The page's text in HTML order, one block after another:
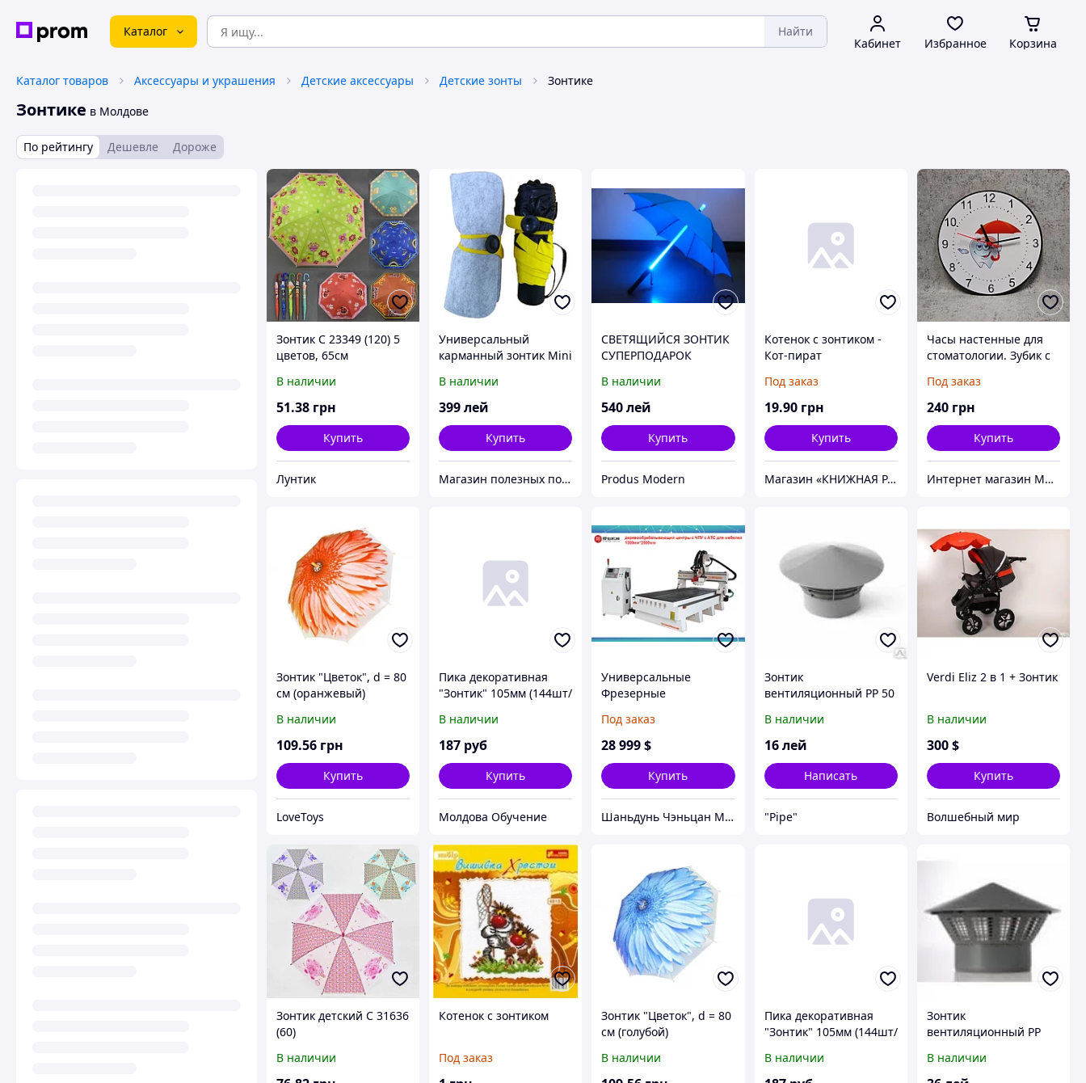
Каталог Найти
Кабинет Избранное Корзина
Каталог товаров Аксессуары и украшения Детские аксессуары Детские зонты Зонтике
Зонтике в Молдове
По рейтингу Дешевле Дороже
Зонтик С 23349 (120) 5
цветов, 65см
В наличии
51.38 грн
Купить
Лунтик
Универсальный
карманный зонтик Mini
В наличии
399лей
Купить
Магазин полезных покупок "Goodbuy"
СВЕТЯЩИЙСЯ ЗОНТИК
СУПЕРПОДАРОК
В наличии
540лей
Купить
Produs Modern
Котенок с зонтиком -
Кот-пират
Под заказ
19.90 грн
Купить
Магазин «КНИЖНАЯ РАДУГА»
Часы настенные для
стоматологии. Зубик с
Под заказ
240 грн
Купить
Интернет магазин Мир стендов. Товары из Украины
Зонтик "Цветок", d = 80
см (оранжевый)
В наличии
109.56 грн
Купить
LoveToys
Пика декоративная
"Зонтик" 105мм (144шт/
В наличии
187 руб
Купить
Молдова Обучение
Универсальные
Фрезерные
центры с ЧПУ с авто
сменной фрезой типа
Под заказ
28 999$
Купить
Шаньдунь Чэньцан Механическая компания ООО
Зонтик
вентиляционный РР 50
В наличии
16 лей
Написать
"Pipe"
Verdi Eliz 2 в 1 + Зонтик
В наличии
300$
Купить
Волшебный мир
Зонтик детский C 31636
(60)
В наличии
Котенок с зонтиком
Под заказ
Зонтик "Цветок", d = 80
см (голубой)
В наличии
Пика декоративная
"Зонтик" 105мм (144шт/
В наличии
Зонтик
вентиляционный РР
трубы (коричневый)
В наличии